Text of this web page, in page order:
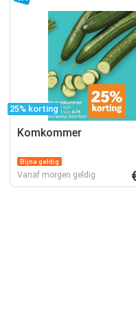
25% korting
Komkommer
Bijna geldig
Vanaf morgen geldig